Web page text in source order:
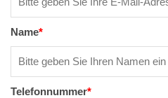
Name*
Telefonnummer*